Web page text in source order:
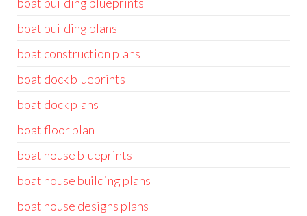
boat building plans
boat construction plans
boat dock blueprints
boat dock plans
boat floor plan
boat house blueprints
boat house building plans
boat house designs plans